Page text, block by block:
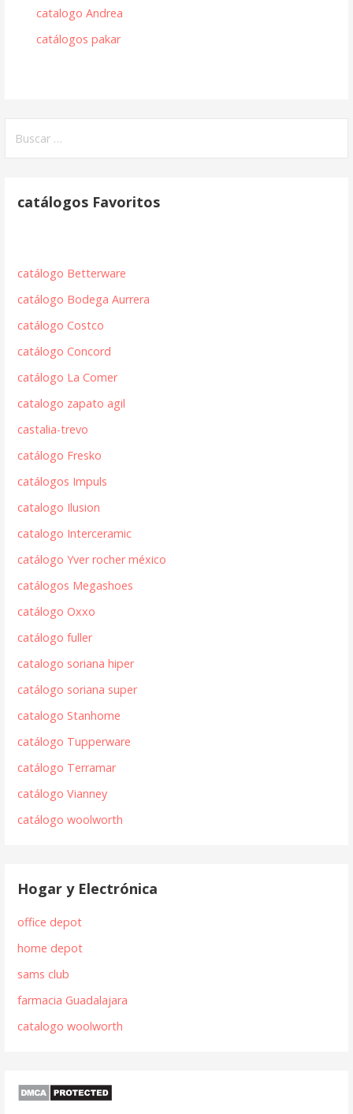
catalogo Andrea
catálogos pakar
catálogos Favoritos
catálogo Betterware
catálogo Bodega Aurrera
catálogo Costco
catálogo Concord
catálogo La Comer
catalogo zapato agil
castalia-trevo
catálogo Fresko
catálogos Impuls
catalogo Ilusion
catalogo Interceramic
catálogo Yver rocher méxico
catálogos Megashoes
catálogo Oxxo
catálogo fuller
catalogo soriana hiper
catálogo soriana super
catalogo Stanhome
catálogo Tupperware
catálogo Terramar
catálogo Vianney
catálogo woolworth
Hogar y Electrónica
office depot
home depot
sams club
farmacia Guadalajara
catalogo woolworth